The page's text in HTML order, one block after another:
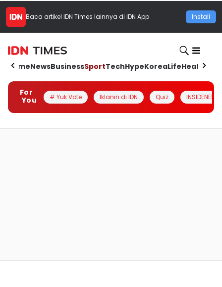
Baca artikel IDN Times lainnya di IDN App Install
HomeNewsBusinessSportTechHypeKoreaLifeHealth
For
You
# Yuk Vote Iklanin di IDN Quiz INSIDENESIA